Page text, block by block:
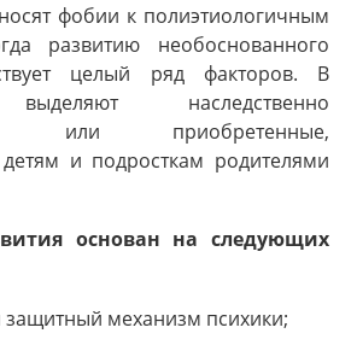
фобии к полиэтиологичным
развитию необоснованного
целый ряд факторов. В
наследственно
или приобретенные,
и подросткам родителями
основан на следующих
механизм психики;